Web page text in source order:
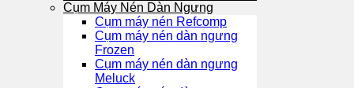
Cụm Máy Nén Dàn Ngưng
Cụm máy nén Refcomp
Cụm máy nén dàn ngưng
Frozen
Cụm máy nén dàn ngưng
Meluck